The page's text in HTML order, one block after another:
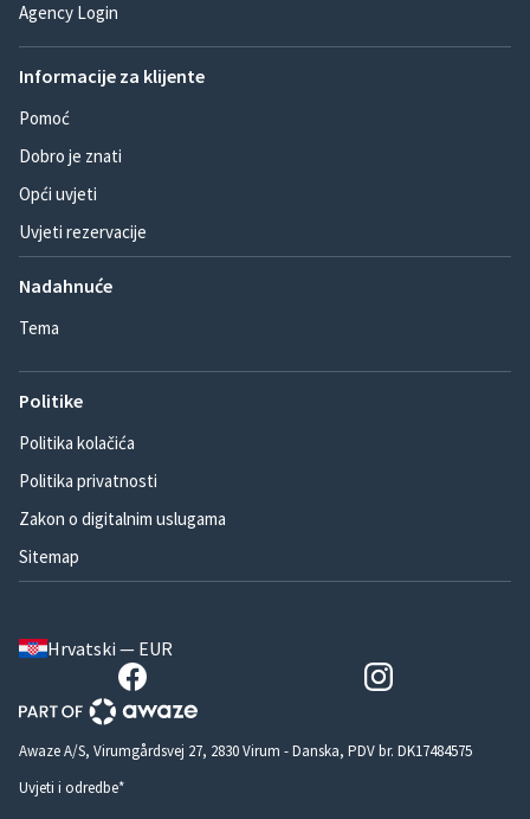
Agency Login
Informacije za klijente
Pomoć
Dobro je znati
Opći uvjeti
Uvjeti rezervacije
Nadahnuće
Tema
Politike
Politika kolačića
Politika privatnosti
Zakon o digitalnim uslugama
Sitemap
Hrvatski — EUR
Awaze A/S, Virumgårdsvej 27, 2830 Virum - Danska, PDV br. DK17484575
Uvjeti i odredbe*